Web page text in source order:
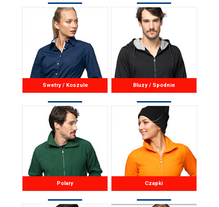
Swetry / Koszule Bluzy / Spodnie
Polary Czapki